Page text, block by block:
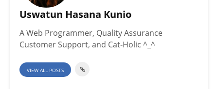
Uswatun Hasana Kunio
A Web Programmer, Quality Assurance
Customer Support, and Cat-Holic ^_^
VIEW ALL POSTS